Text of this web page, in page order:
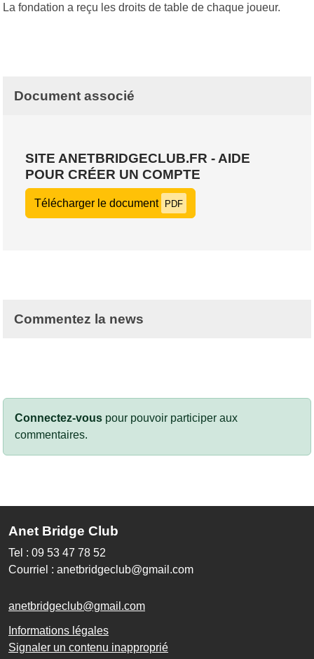
La fondation a reçu les droits de table de chaque joueur.
Document associé
SITE ANETBRIDGECLUB.FR - AIDE
POUR CRÉER UN COMPTE
Télécharger le document PDF
Commentez la news
Connectez-vous pour pouvoir participer aux
commentaires.
Anet Bridge Club
Tel : 09 53 47 78 52
Courriel : anetbridgeclub@gmail.com
anetbridgeclub@gmail.com
Informations légales
Signaler un contenu inapproprié